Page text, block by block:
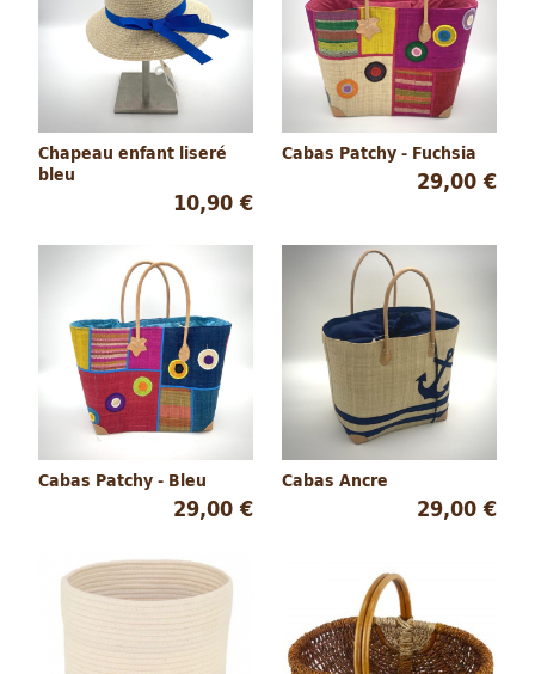
Chapeau enfant liseré
bleu
10,90 €
Cabas Patchy - Fuchsia
29,00 €
Cabas Patchy - Bleu
29,00 €
Cabas Ancre
29,00 €